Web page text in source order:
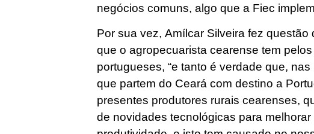
negócios comuns, algo que a Fiec
Por sua vez, Amílcar Silveira fez questão
que o agropecuarista cearense tem
portugueses, “e tanto é verdade que,
que partem do Ceará com destino a
presentes produtores rurais cearenses,
de novidades tecnológicas para